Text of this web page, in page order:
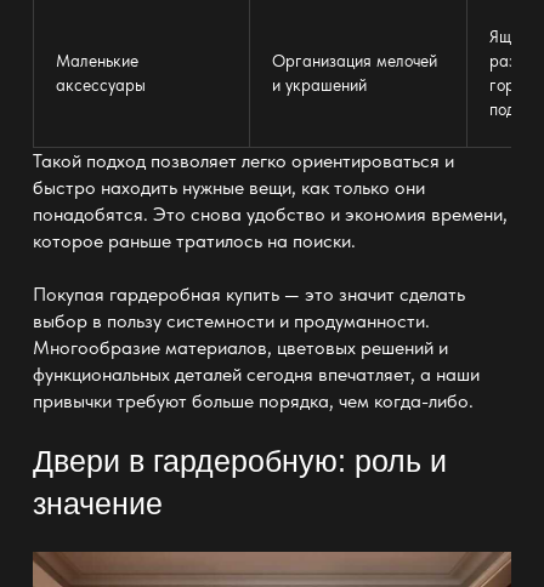
Маленькие
аксессуары
Организация мелочей
и украшений
Ящики
Такой подход позволяет легко ориентироваться и
быстро находить нужные вещи, как только они
понадобятся. Это снова удобство и экономия времени,
которое раньше тратилось на поиски.
Покупая гардеробная купить— это значит сделать
выбор в пользу системности и продуманности.
Многообразие материалов, цветовых решений и
функциональных деталей сегодня впечатляет, а наши
привычки требуют больше порядка, чем когда-либо.
Двери в гардеробную: роль и
значение